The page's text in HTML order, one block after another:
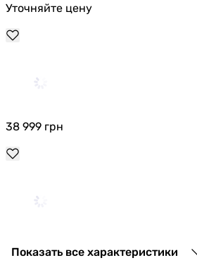
Уточняйте цену
38 999 грн
35 600
Показать все характеристики